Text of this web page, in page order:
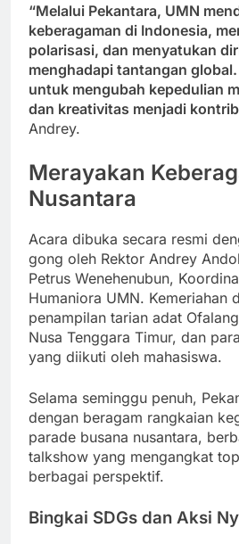
“Melalui Pekantara, UMN
keberagaman di Indonesia,
polarisasi, dan menyatukan
menghadapi tantangan
untuk mengubah kepedulian
dan kreativitas menjadi
Andrey.
Merayakan
Nusantara
Acara dibuka secara resmi
gong oleh Rektor Andrey
Petrus Wenehenubun,
Humaniora UMN. Kemeriahan
penampilan tarian adat
Nusa Tenggara Timur, dan
yang diikuti oleh mahasiswa.
Selama seminggu penuh,
dengan beragam rangkaian
parade busana nusantara,
talkshow yang mengangkat
berbagai perspektif.
Bingkai SDGs dan Aksi